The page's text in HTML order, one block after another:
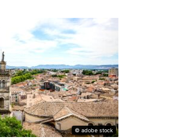
© adobe stock
© adobe stock